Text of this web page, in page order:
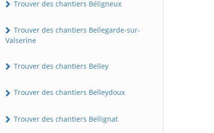
Trouver des chantiers Béligneux
Trouver des chantiers Bellegarde-sur-
Valserine
Trouver des chantiers Belley
Trouver des chantiers Belleydoux
Trouver des chantiers Bellignat